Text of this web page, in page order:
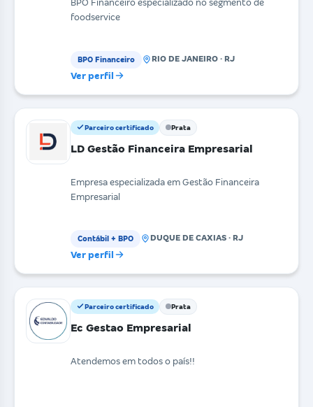
BPO Financeiro especializado no segmento de
foodservice
BPO Financeiro RIO DE JANEIRO · RJ
Ver perfil
Parceiro certificado Prata
LD Gestão Financeira Empresarial
Empresa especializada em Gestão Financeira
Empresarial
Contábil + BPO DUQUE DE CAXIAS · RJ
Ver perfil
Parceiro certificado Prata
Ec Gestao Empresarial
Atendemos em todos o país!!